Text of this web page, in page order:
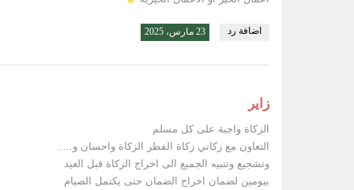
اضافة رد 23 مارس، 2025
زاير
الزكاة واجبة على كل مسلم
التعاون مع زكاتي زكاة الفطر الزكاة واحسان و….
وتشجيع وتنبيه الجميع الى اخراج الزكاة قبل العيد
بيومين لضمان اخراج الضمان حتى يكتمل الصيام